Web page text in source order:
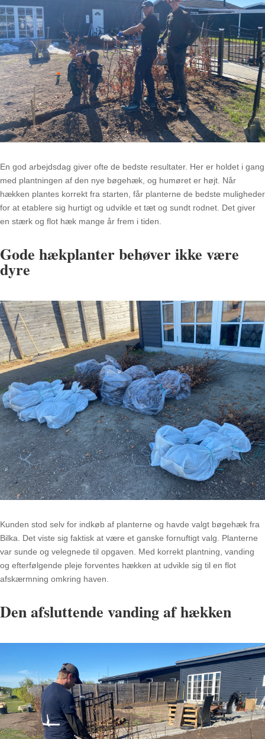
En god arbejdsdag giver ofte de bedste resultater. Her er holdet i gang
med plantningen af den nye bøgehæk, og humøret er højt. Når
hækken plantes korrekt fra starten, får planterne de bedste muligheder
for at etablere sig hurtigt og udvikle et tæt og sundt rodnet. Det giver
en stærk og flot hæk mange år frem i tiden.
Gode hækplanter behøver ikke være
dyre
Kunden stod selv for indkøb af planterne og havde valgt bøgehæk fra
Bilka. Det viste sig faktisk at være et ganske fornuftigt valg. Planterne
var sunde og velegnede til opgaven. Med korrekt plantning, vanding
og efterfølgende pleje forventes hækken at udvikle sig til en flot
afskærmning omkring haven.
Den afsluttende vanding af hækken